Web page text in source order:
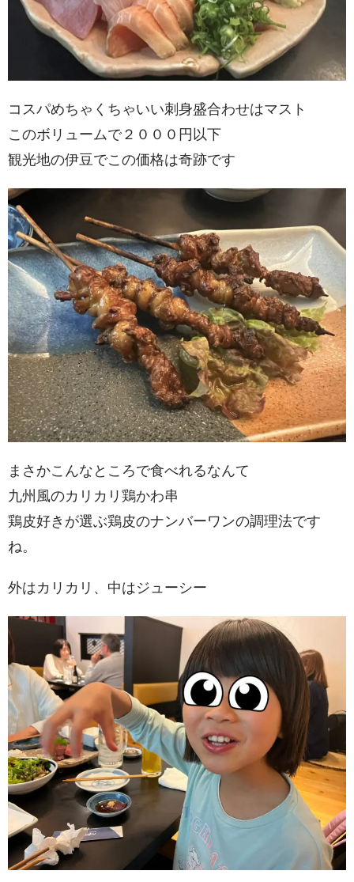
コスパめちゃくちゃいい刺身盛合わせはマスト
このボリュームで２０００円以下
観光地の伊豆でこの価格は奇跡です
まさかこんなところで食べれるなんて
九州風のカリカリ鶏かわ串
鶏皮好きが選ぶ鶏皮のナンバーワンの調理法です
ね。
外はカリカリ、中はジューシー